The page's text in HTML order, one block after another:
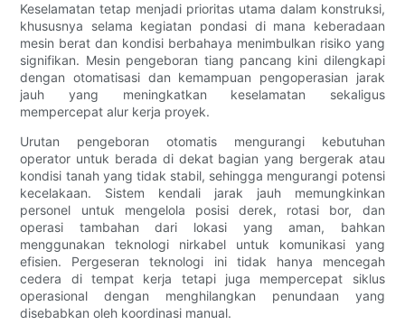
Keselamatan tetap menjadi prioritas utama dalam konstruksi,
khususnya selama kegiatan pondasi di mana keberadaan
mesin berat dan kondisi berbahaya menimbulkan risiko yang
signifikan. Mesin pengeboran tiang pancang kini dilengkapi
dengan otomatisasi dan kemampuan pengoperasian jarak
jauh yang meningkatkan keselamatan sekaligus
mempercepat alur kerja proyek.
Urutan pengeboran otomatis mengurangi kebutuhan
operator untuk berada di dekat bagian yang bergerak atau
kondisi tanah yang tidak stabil, sehingga mengurangi potensi
kecelakaan. Sistem kendali jarak jauh memungkinkan
personel untuk mengelola posisi derek, rotasi bor, dan
operasi tambahan dari lokasi yang aman, bahkan
menggunakan teknologi nirkabel untuk komunikasi yang
efisien. Pergeseran teknologi ini tidak hanya mencegah
cedera di tempat kerja tetapi juga mempercepat siklus
operasional dengan menghilangkan penundaan yang
disebabkan oleh koordinasi manual.